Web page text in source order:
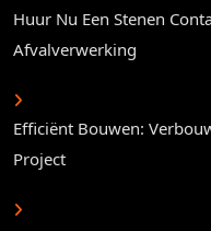
Huur Nu Een Stenen
Afvalverwerking
Efficiënt Bouwen:
Project